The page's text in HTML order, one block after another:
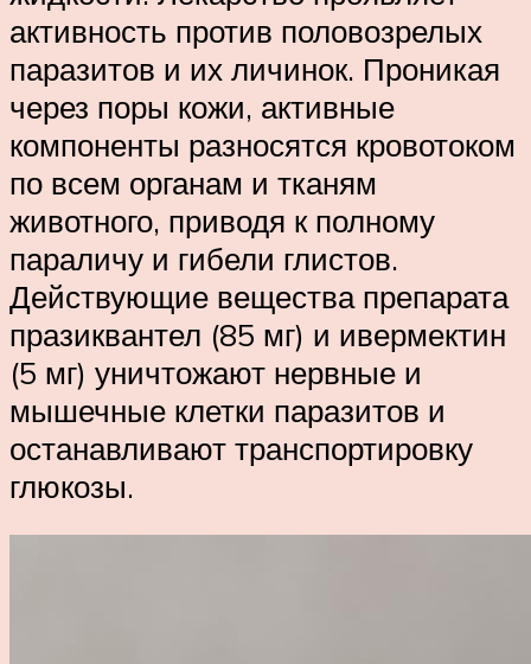
активность против половозрелых
паразитов и их личинок. Проникая
через поры кожи, активные
компоненты разносятся кровотоком
по всем органам и тканям
животного, приводя к полному
параличу и гибели глистов.
Действующие вещества препарата
празиквантел (85 мг) и ивермектин
(5 мг) уничтожают нервные и
мышечные клетки паразитов и
останавливают транспортировку
глюкозы.